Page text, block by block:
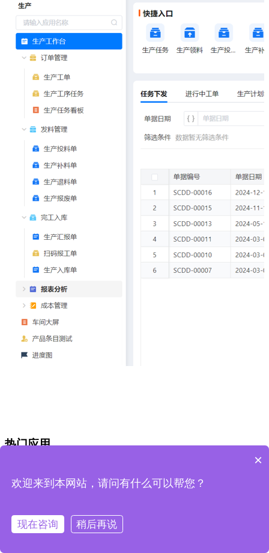
热门应用
CRM（专业版）
售后管理（标准版）
进销存（标准版）
×
欢迎来到本网站，请问有什么可以帮您？
现在咨询 稍后再说